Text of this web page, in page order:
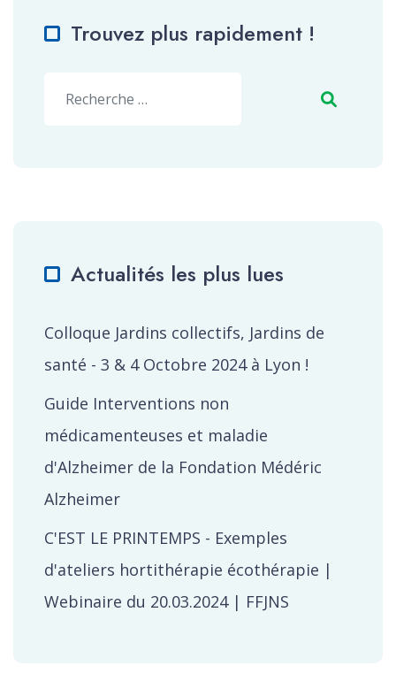
Trouvez plus rapidement !
Actualités les plus lues
Colloque Jardins collectifs, Jardins de
santé - 3 & 4 Octobre 2024 à Lyon !
Guide Interventions non
médicamenteuses et maladie
d'Alzheimer de la Fondation Médéric
Alzheimer
C'EST LE PRINTEMPS - Exemples
d'ateliers hortithérapie écothérapie |
Webinaire du 20.03.2024 | FFJNS